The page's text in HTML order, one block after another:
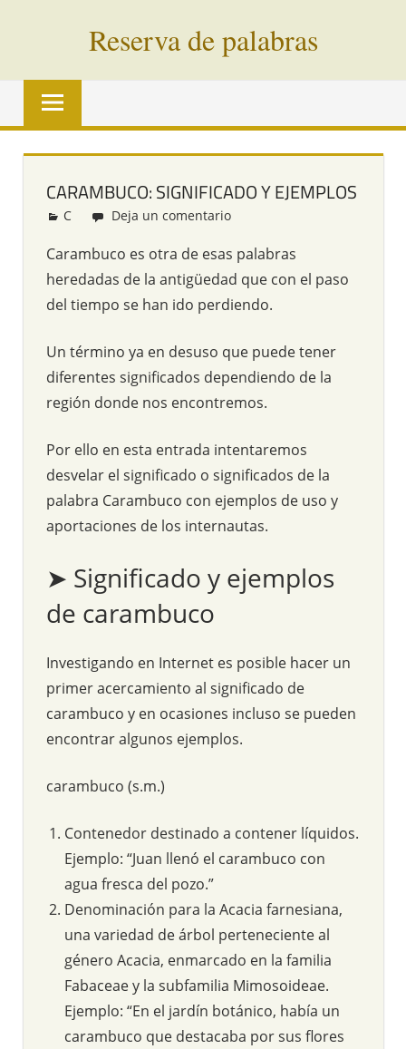
Reserva de palabras
Palabras
vías
todo
mundo
CARAMBUCO: SIGNIFICADO Y EJEMPLOS
Redacción
C Deja un comentario
Carambuco es otra de esas palabras
heredadas de la antigüedad que con el paso
del tiempo se han ido perdiendo.
Un término ya en desuso que puede tener
diferentes significados dependiendo de la
región donde nos encontremos.
Por ello en esta entrada intentaremos
desvelar el significado o significados de la
palabra Carambuco con ejemplos de uso y
aportaciones de los internautas.
➤ Significado y ejemplos
de carambuco
Investigando en Internet es posible hacer un
primer acercamiento al significado de
carambuco y en ocasiones incluso se pueden
encontrar algunos ejemplos.
carambuco (s.m.)
Contenedor destinado a contener líquidos.
Ejemplo: “Juan llenó el carambuco con
agua fresca del pozo.”
Denominación para la Acacia farnesiana,
una variedad de árbol perteneciente al
género Acacia, enmarcado en la familia
Fabaceae y la subfamilia Mimosoideae.
Ejemplo: “En el jardín botánico, había un
carambuco que destacaba por sus flores